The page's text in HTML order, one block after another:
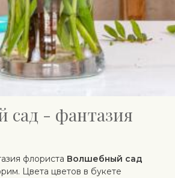
сад - фантазия
флориста Волшебный сад
Цвета цветов в букете